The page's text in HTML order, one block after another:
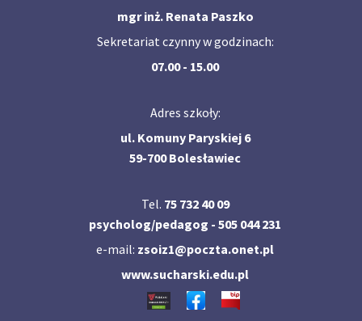
mgr inż. Renata Paszko
Sekretariat czynny w godzinach:
07.00 - 15.00
Adres szkoły:
ul. Komuny Paryskiej 6
59-700 Bolesławiec
Tel. 75 732 40 09
psycholog/pedagog - 505 044 231
e-mail: zsoiz1@poczta.onet.pl
www.sucharski.edu.pl